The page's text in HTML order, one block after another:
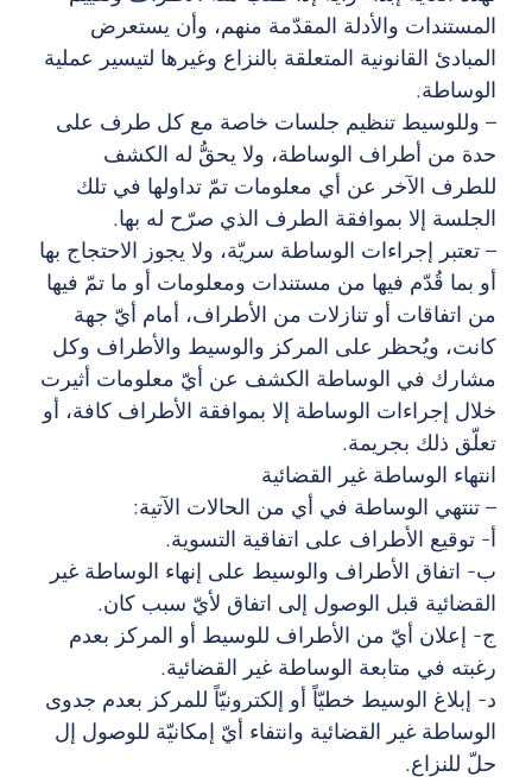
المستندات والأدلة المقدّمة منهم، وأن يستعرض
المبادئ القانونية المتعلقة بالنزاع وغيرها لتيسير عملية
الوساطة.
– وللوسيط تنظيم جلسات خاصة مع كل طرف على
حدة من أطراف الوساطة، ولا يحقُّ له الكشف
للطرف الآخر عن أي معلومات تمّ تداولها في تلك
الجلسة إلا بموافقة الطرف الذي صرّح له بها.
– تعتبر إجراءات الوساطة سريّة، ولا يجوز الاحتجاج بها
أو بما قُدّم فيها من مستندات ومعلومات أو ما تمّ فيها
من اتفاقات أو تنازلات من الأطراف، أمام أيّ جهة
كانت، ويُحظر على المركز والوسيط والأطراف وكل
مشارك في الوساطة الكشف عن أيّ معلومات أثيرت
خلال إجراءات الوساطة إلا بموافقة الأطراف كافة، أو
تعلّق ذلك بجريمة.
انتهاء الوساطة غير القضائية
– تنتهي الوساطة في أي من الحالات الآتية:
أ- توقيع الأطراف على اتفاقية التسوية.
ب- اتفاق الأطراف والوسيط على إنهاء الوساطة غير
القضائية قبل الوصول إلى اتفاق لأيّ سبب كان.
ج- إعلان أيّ من الأطراف للوسيط أو المركز بعدم
رغبته في متابعة الوساطة غير القضائية.
د- إبلاغ الوسيط خطيّاً أو إلكترونيّاً للمركز بعدم جدوى
الوساطة غير القضائية وانتفاء أيّ إمكانيّة للوصول إل
حلّ للنزاع.